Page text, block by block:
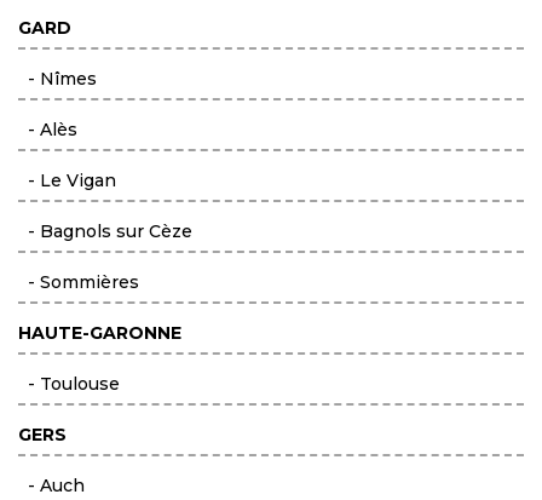
GARD
- Nîmes
- Alès
- Le Vigan
- Bagnols sur Cèze
- Sommières
HAUTE-GARONNE
- Toulouse
GERS
- Auch